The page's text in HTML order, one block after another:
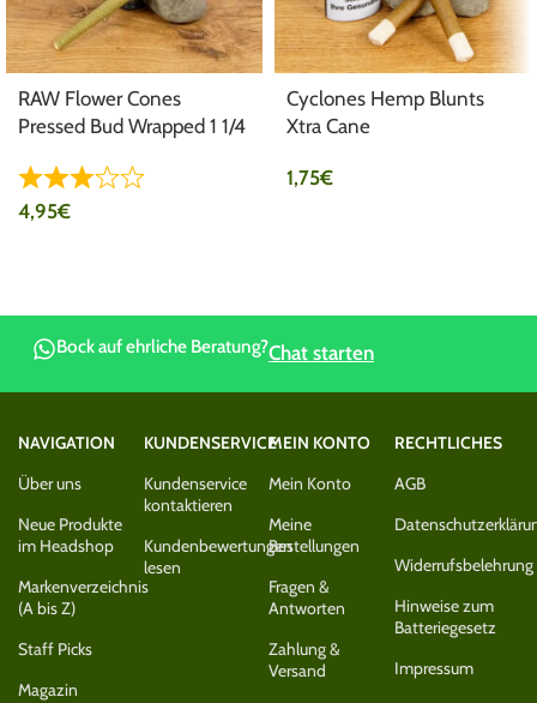
RAW Flower Cones
Pressed Bud Wrapped 1 1/4
4,95€
Cyclones Hemp Blunts
Xtra Cane
1,75€
Bock auf ehrliche Beratung?Chat starten
NAVIGATION
Über uns
Neue Produkte
im Headshop
Markenverzeichnis
(A bis Z)
Staff Picks
Magazin
KUNDENSERVICE
Kundenservice
kontaktieren
Kundenbewertungen
lesen
MEIN KONTO
Mein Konto
Meine
Bestellungen
Fragen &
Antworten
Zahlung &
Versand
RECHTLICHES
AGB
Widerrufsbelehrung
Hinweise zum
Batteriegesetz
Impressum